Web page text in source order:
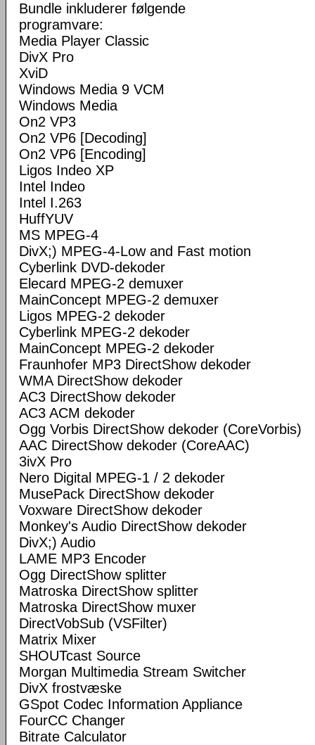
Bundle inkluderer følgende
programvare:
Media Player Classic
DivX Pro
XviD
Windows Media 9 VCM
Windows Media
On2 VP3
On2 VP6 [Decoding]
On2 VP6 [Encoding]
Ligos Indeo XP
Intel Indeo
Intel I.263
HuffYUV
MS MPEG-4
DivX;) MPEG-4-Low and Fast motion
Cyberlink DVD-dekoder
Elecard MPEG-2 demuxer
MainConcept MPEG-2 demuxer
Ligos MPEG-2 dekoder
Cyberlink MPEG-2 dekoder
MainConcept MPEG-2 dekoder
Fraunhofer MP3 DirectShow dekoder
WMA DirectShow dekoder
AC3 DirectShow dekoder
AC3 ACM dekoder
Ogg Vorbis DirectShow dekoder (CoreVorbis)
AAC DirectShow dekoder (CoreAAC)
3ivX Pro
Nero Digital MPEG-1 / 2 dekoder
MusePack DirectShow dekoder
Voxware DirectShow dekoder
Monkey's Audio DirectShow dekoder
DivX;) Audio
LAME MP3 Encoder
Ogg DirectShow splitter
Matroska DirectShow splitter
Matroska DirectShow muxer
DirectVobSub (VSFilter)
Matrix Mixer
SHOUTcast Source
Morgan Multimedia Stream Switcher
DivX frostvæske
GSpot Codec Information Appliance
FourCC Changer
Bitrate Calculator